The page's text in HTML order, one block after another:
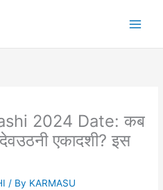
2024 Date: कब
एकादशी? इस
/ By KARMASU